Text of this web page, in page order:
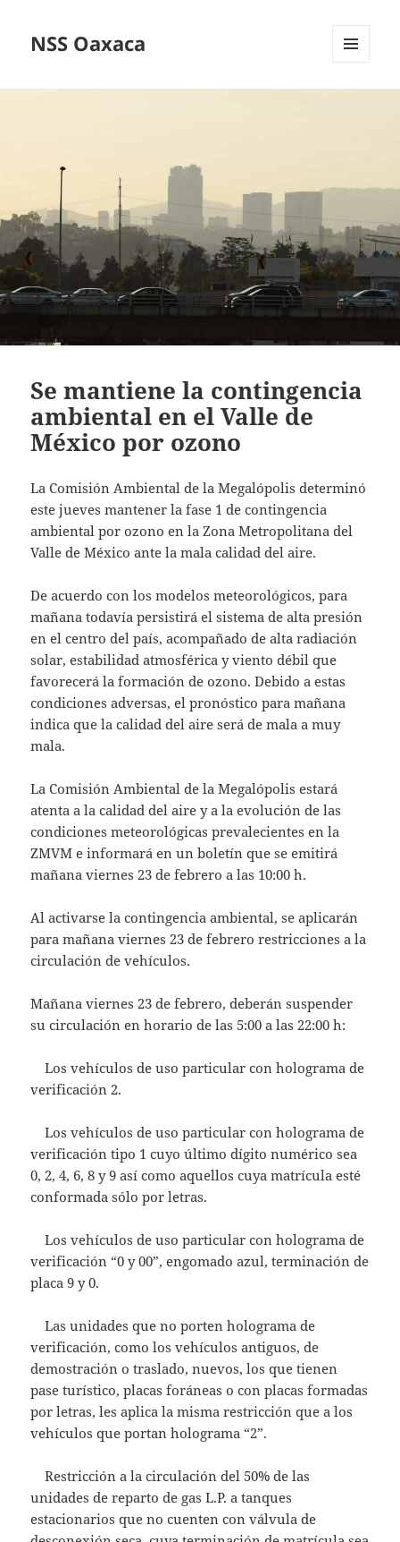
NSS Oaxaca
Se mantiene la contingencia
ambiental en el Valle de
México por ozono
La Comisión Ambiental de la Megalópolis determinó
este jueves mantener la fase 1 de contingencia
ambiental por ozono en la Zona Metropolitana del
Valle de México ante la mala calidad del aire.
De acuerdo con los modelos meteorológicos, para
mañana todavía persistirá el sistema de alta presión
en el centro del país, acompañado de alta radiación
solar, estabilidad atmosférica y viento débil que
favorecerá la formación de ozono. Debido a estas
condiciones adversas, el pronóstico para mañana
indica que la calidad del aire será de mala a muy
mala.
La Comisión Ambiental de la Megalópolis estará
atenta a la calidad del aire y a la evolución de las
condiciones meteorológicas prevalecientes en la
ZMVM e informará en un boletín que se emitirá
mañana viernes 23 de febrero a las 10:00 h.
Al activarse la contingencia ambiental, se aplicarán
para mañana viernes 23 de febrero restricciones a la
circulación de vehículos.
Mañana viernes 23 de febrero, deberán suspender
su circulación en horario de las 5:00 a las 22:00 h:
Los vehículos de uso particular con holograma de
verificación 2.
Los vehículos de uso particular con holograma de
verificación tipo 1 cuyo último dígito numérico sea
0, 2, 4, 6, 8 y 9 así como aquellos cuya matrícula esté
conformada sólo por letras.
Los vehículos de uso particular con holograma de
verificación “0 y 00”, engomado azul, terminación de
placa 9 y 0.
Las unidades que no porten holograma de
verificación, como los vehículos antiguos, de
demostración o traslado, nuevos, los que tienen
pase turístico, placas foráneas o con placas formadas
por letras, les aplica la misma restricción que a los
vehículos que portan holograma “2”.
Restricción a la circulación del 50% de las
unidades de reparto de gas L.P. a tanques
estacionarios que no cuenten con válvula de